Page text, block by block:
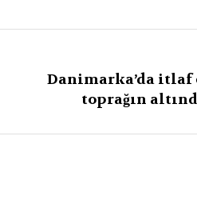
Danimarka’da
toprağın